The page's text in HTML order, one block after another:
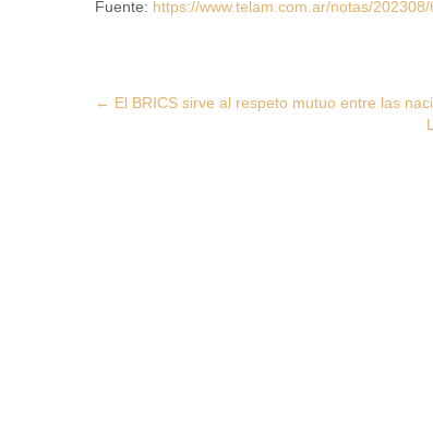
Fuente: https://www.telam.com.ar/notas/
Post
← El BRICS sirve al respeto mutuo entre las